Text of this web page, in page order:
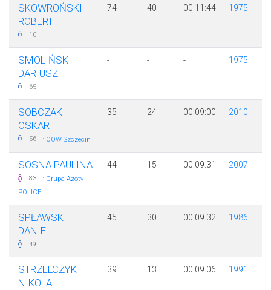
SKOWROŃSKI
ROBERT
10
74 40 00:11:44 1975
SMOLIŃSKI
DARIUSZ
65
- - - 1975
SOBCZAK
OSKAR
56 · OOW Szczecin
35 24 00:09:00 2010
SOSNA PAULINA
83 · Grupa Azoty
POLICE
44 15 00:09:31 2007
SPŁAWSKI
DANIEL
49
45 30 00:09:32 1986
STRZELCZYK
NIKOLA
39 13 00:09:06 1991